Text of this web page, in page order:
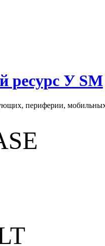
ресурс У SM
периферии, мобильных